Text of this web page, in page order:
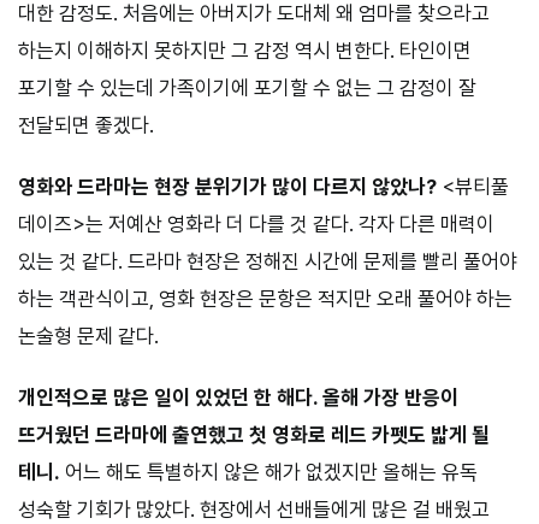
대한 감정도. 처음에는 아버지가 도대체 왜 엄마를 찾으라고
하는지 이해하지 못하지만 그 감정 역시 변한다. 타인이면
포기할 수 있는데 가족이기에 포기할 수 없는 그 감정이 잘
전달되면 좋겠다.
영화와 드라마는 현장 분위기가 많이 다르지 않았나? <뷰티풀
데이즈>는 저예산 영화라 더 다를 것 같다. 각자 다른 매력이
있는 것 같다. 드라마 현장은 정해진 시간에 문제를 빨리 풀어야
하는 객관식이고, 영화 현장은 문항은 적지만 오래 풀어야 하는
논술형 문제 같다.
개인적으로 많은 일이 있었던 한 해다. 올해 가장 반응이
뜨거웠던 드라마에 출연했고 첫 영화로 레드 카펫도 밟게 될
테니. 어느 해도 특별하지 않은 해가 없겠지만 올해는 유독
성숙할 기회가 많았다. 현장에서 선배들에게 많은 걸 배웠고